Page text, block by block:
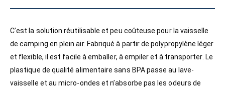
C’est la solution réutilisable et peu coûteuse pour la vaisselle
de camping en plein air. Fabriqué à partir de polypropylène léger
et flexible, il est facile à emballer, à empiler et à transporter. Le
plastique de qualité alimentaire sans BPA passe au lave-
vaisselle et au micro-ondes et n’absorbe pas les odeurs de